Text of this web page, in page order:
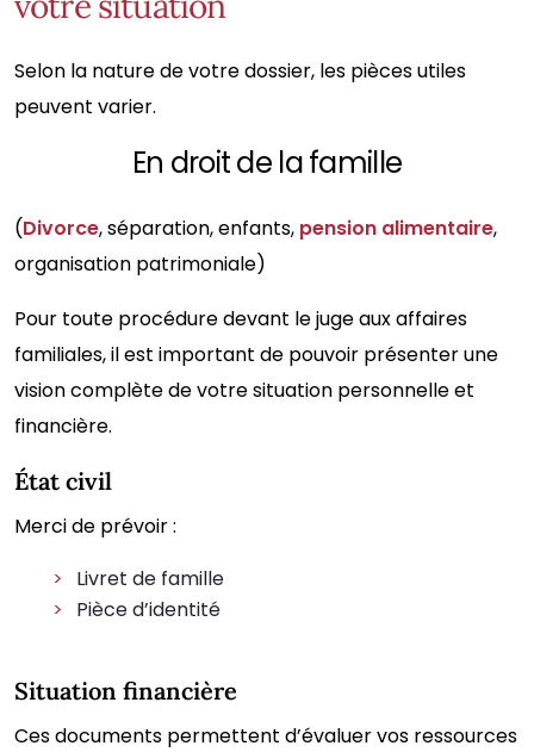
Selon la nature de votre dossier, les pièces utiles
peuvent varier.
En droit de la famille
(Divorce, séparation, enfants, pension alimentaire,
organisation patrimoniale)
Pour toute procédure devant le juge aux affaires
familiales, il est important de pouvoir présenter une
vision complète de votre situation personnelle et
financière.
État civil
Merci de prévoir :
Livret de famille
Pièce d’identité
Situation financière
Ces documents permettent d’évaluer vos ressources